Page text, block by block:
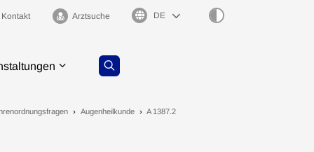
Kontakt Arztsuche Sprachauswahl
Augenheilkunde A 1387.2